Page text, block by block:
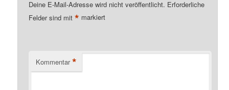
Deine E-Mail-Adresse wird nicht veröffentlicht. Erforderliche
Felder sind mit* markiert
Kommentar *